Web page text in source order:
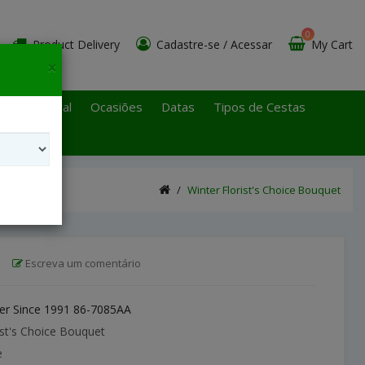
Product Delivery Cadastre-se / Acessar My Cart
0
Paulo Litoral Ocasiões Datas
Tipos de Cestas
Winter Florist's Choice Bouquet
Escreva um comentário
Since 1991 86-7085AA
Choice Bouquet
×